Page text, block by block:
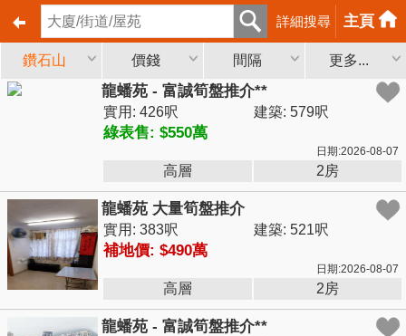
詳細搜尋 主頁
鑽石山 價錢 間隔 更多...
龍蟠苑 - 富誠筍盤推介**
實用: 426呎 建築: 579呎
綠表售: $550萬
日期:2026-08-07
高層 2房
龍蟠苑 大量筍盤推介
實用: 383呎 建築: 521呎
補地價: $490萬
日期:2026-08-07
高層 2房
龍蟠苑 - 富誠筍盤推介**